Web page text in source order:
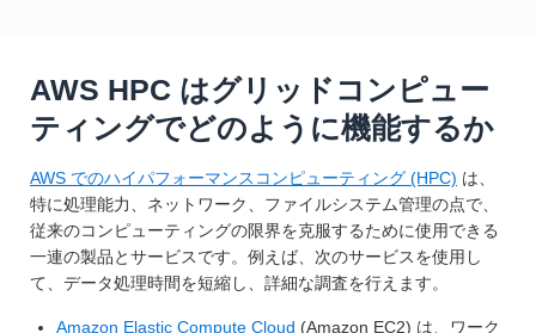
AWS HPC はグリッドコンピュー
ティングでどのように機能するか
AWS でのハイパフォーマンスコンピューティング (HPC) は、
特に処理能力、ネットワーク、ファイルシステム管理の点で、
従来のコンピューティングの限界を克服するために使用できる
一連の製品とサービスです。例えば、次のサービスを使用し
て、データ処理時間を短縮し、詳細な調査を行えます。
Amazon Elastic Compute Cloud (Amazon EC2) は、ワーク